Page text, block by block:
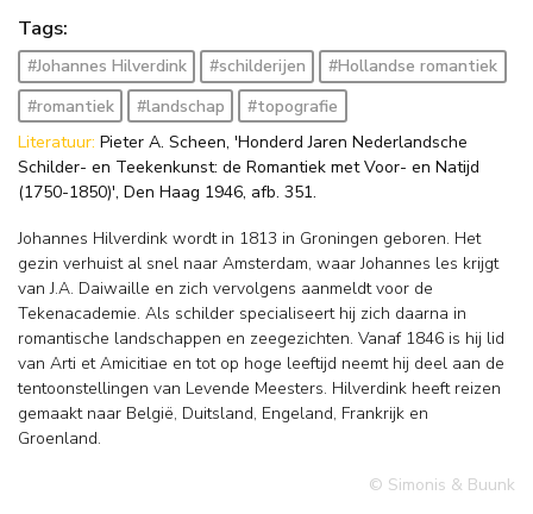
Tags:
#Johannes Hilverdink #schilderijen
#Hollandse romantiek
#romantiek
#landschap
#topografie
Literatuur: Pieter A. Scheen, 'Honderd Jaren Nederlandsche
Schilder- en Teekenkunst: de Romantiek met Voor- en Natijd
(1750-1850)', Den Haag 1946, afb. 351.
Johannes Hilverdink wordt in 1813 in Groningen geboren. Het
gezin verhuist al snel naar Amsterdam, waar Johannes les krijgt
van J.A. Daiwaille en zich vervolgens aanmeldt voor de
Tekenacademie. Als schilder specialiseert hij zich daarna in
romantische landschappen en zeegezichten. Vanaf 1846 is hij lid
van Arti et Amicitiae en tot op hoge leeftijd neemt hij deel aan de
tentoonstellingen van Levende Meesters. Hilverdink heeft reizen
gemaakt naar België, Duitsland, Engeland, Frankrijk en
Groenland.
© Simonis & Buunk